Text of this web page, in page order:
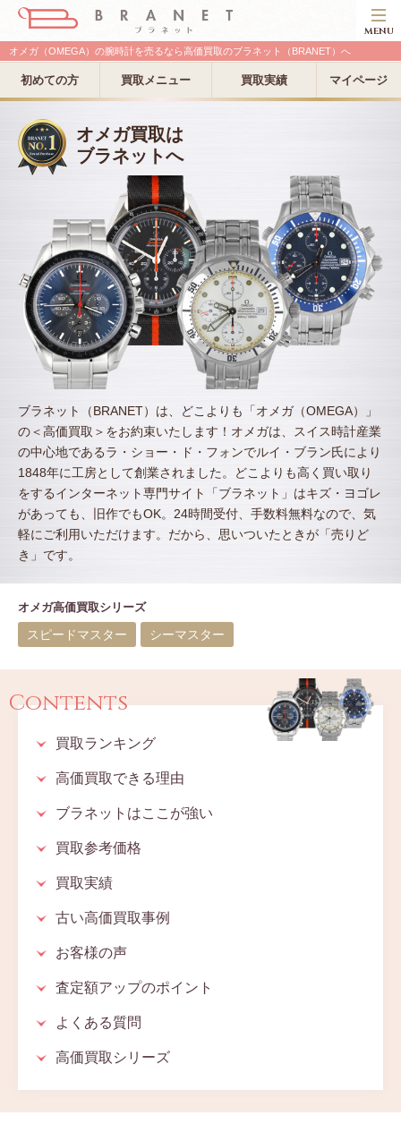
MENU
初めての方 買取メニュー 買取実績 マイページ
オメガ（OMEGA）の腕時計を売るなら高価買取のブラネット（BRANET）へ
オメガ買取は
ブラネットへ
ブラネット（BRANET）は、どこよりも「オメガ（OMEGA）」
の＜高価買取＞をお約束いたします！オメガは、スイス時計産業
の中心地であるラ・ショー・ド・フォンでルイ・ブラン氏により
1848年に工房として創業されました。
どこよりも高く買い取り
をするインターネット専門サイト「ブラネット」はキズ・ヨゴレ
があっても、旧作でもOK。24時間受付、手数料無料なので、気
軽にご利用いただけます。だから、思いついたときが「売りど
き」です。
オメガ高価買取シリーズ
スピードマスター シーマスター
Contents
買取ランキング
高価買取できる理由
ブラネットはここが強い
買取参考価格
買取実績
古い高価買取事例
お客様の声
査定額アップのポイント
よくある質問
高価買取シリーズ